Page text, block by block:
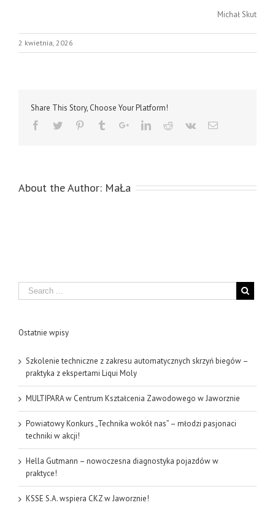
Michał Skut
2 kwietnia, 2026
Share This Story, Choose Your Platform!
About the Author: MaŁa
Search
Ostatnie wpisy
Szkolenie techniczne z zakresu automatycznych skrzyń biegów –
praktyka z ekspertami Liqui Moly
MULTIPARA w Centrum Kształcenia Zawodowego w Jaworznie
Powiatowy Konkurs „Technika wokół nas” – młodzi pasjonaci
techniki w akcji!
Hella Gutmann – nowoczesna diagnostyka pojazdów w
praktyce!
KSSE S.A. wspiera CKZ w Jaworznie!